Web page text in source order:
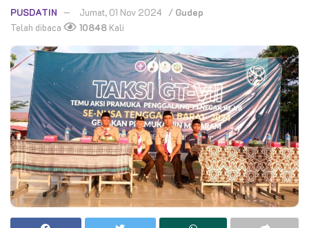
PUSDATIN Jumat, 01 Nov 2024 / Gudep
Telah dibaca
10848 Kali